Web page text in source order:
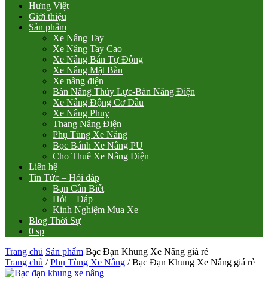
Hưng Việt
Giới thiệu
Sản phẩm
Xe Nâng Tay
Xe Nâng Tay Cao
Xe Nâng Bán Tự Động
Xe Nâng Mặt Bàn
Xe nâng điện
Bàn Nâng Thủy Lực-Bàn Nâng Điện
Xe Nâng Động Cơ Dầu
Xe Nâng Phuy
Thang Nâng Điện
Phụ Tùng Xe Nâng
Bọc Bánh Xe Nâng PU
Cho Thuê Xe Nâng Điện
Liên hệ
Tin Tức – Hỏi đáp
Bạn Cần Biết
Hỏi – Đáp
Kinh Nghiệm Mua Xe
Blog Thời Sự
0 sp
Trang chủ Sản phẩm Bạc Đạn Khung Xe Nâng giá rẻ
Trang chủ /Phụ Tùng Xe Nâng / Bạc Đạn Khung Xe Nâng giá rẻ